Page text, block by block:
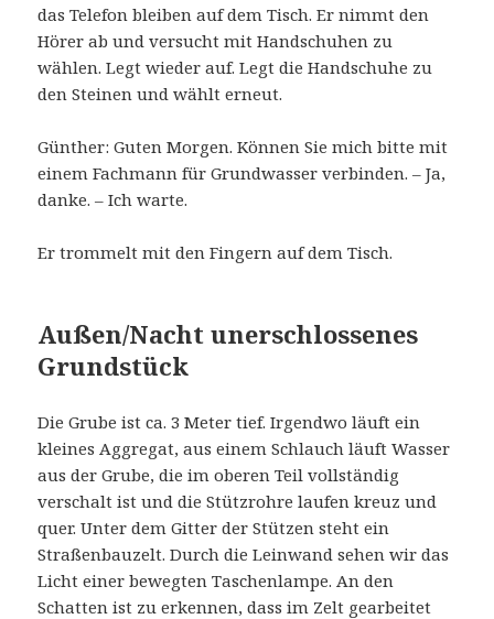
das Telefon bleiben auf dem Tisch. Er nimmt den
Hörer ab und versucht mit Handschuhen zu
wählen. Legt wieder auf. Legt die Handschuhe zu
den Steinen und wählt erneut.
Günther: Guten Morgen. Können Sie mich bitte mit
einem Fachmann für Grundwasser verbinden. – Ja,
danke. – Ich warte.
Er trommelt mit den Fingern auf dem Tisch.
Außen/Nacht unerschlossenes
Grundstück
Die Grube ist ca. 3 Meter tief. Irgendwo läuft ein
kleines Aggregat, aus einem Schlauch läuft Wasser
aus der Grube, die im oberen Teil vollständig
verschalt ist und die Stützrohre laufen kreuz und
quer. Unter dem Gitter der Stützen steht ein
Straßenbauzelt. Durch die Leinwand sehen wir das
Licht einer bewegten Taschenlampe. An den
Schatten ist zu erkennen, dass im Zelt gearbeitet